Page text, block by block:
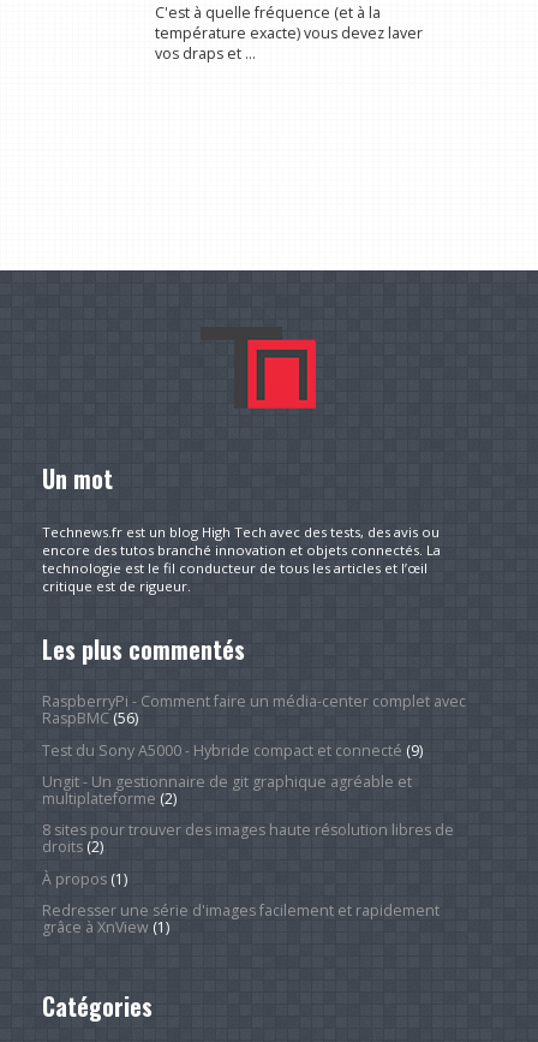
C'est à quelle fréquence (et à la
température exacte) vous devez laver
vos draps et ...
Un mot
Technews.fr est un blog High Tech avec des tests, des avis ou
encore des tutos branché innovation et objets connectés. La
technologie est le fil conducteur de tous les articles et l’œil
critique est de rigueur.
Les plus commentés
RaspberryPi - Comment faire un média-center complet avec
RaspBMC(56)
Test du Sony A5000 - Hybride compact et connecté (9)
Ungit - Un gestionnaire de git graphique agréable et
multiplateforme (2)
8 sites pour trouver des images haute résolution libres de
droits(2)
À propos(1)
Redresser une série d'images facilement et rapidement
grâce à XnView(1)
Catégories